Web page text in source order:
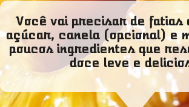
Você vai precisar de fatias
açúcar, canela (opcional) e
poucos ingredientes que
doce leve e